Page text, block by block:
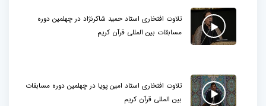
تلاوت افتخاری استاد حمید شاکرنژاد در چهلمین دوره
مسابقات بین المللی قرآن کریم
تلاوت افتخاری استاد امین پویا در چهلمین دوره مسابقات
بین المللی قرآن کریم